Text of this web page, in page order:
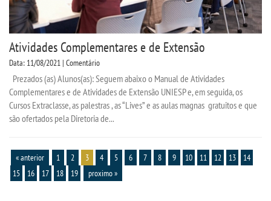
Atividades Complementares e de Extensão
Data: 11/08/2021 | Comentário
Prezados (as) Alunos(as): Seguem abaixo o Manual de Atividades
Complementares e de Atividades de Extensão UNIESP e, em seguida, os
Cursos Extraclasse, as palestras , as “Lives” e as aulas magnas gratuitos e que
são ofertados pela Diretoria de...
« anterior 1 2 3 4 5 6 7 8 9 10 11 12 13
14
15
16 17 18 19 proximo »